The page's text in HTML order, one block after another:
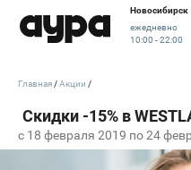
Новосибирск
ежедневно
10:00 - 22:00
c 18 февраля 2019 по 24
Главная Акции